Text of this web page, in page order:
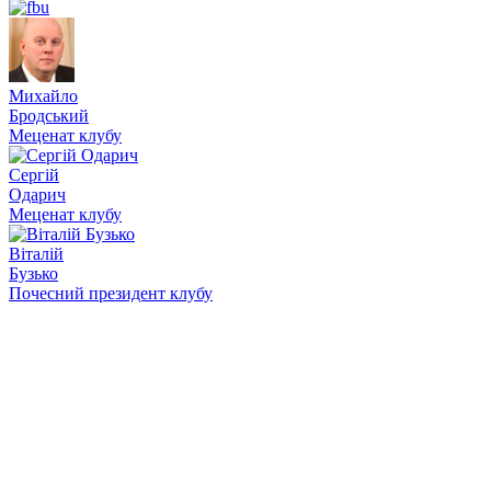
Михайло
Бродський
Меценат клубу
Сергій
Одарич
Меценат клубу
Віталій
Бузько
Почесний президент клубу